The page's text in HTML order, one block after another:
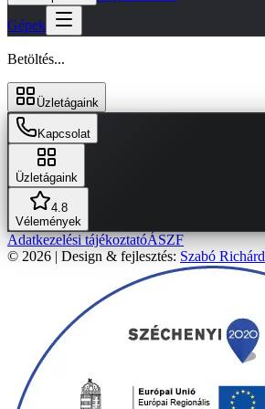
Gépek
Betöltés...
Üzletágaink
Kapcsolat
Üzletágaink
4.8
Vélemények
Adatkezelési tájékoztatóÁSZF
© 2026 | Design & fejlesztés: Szabó Richárd